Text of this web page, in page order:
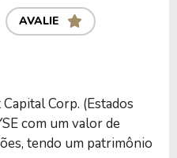
AVALIE
Corp. (Estados
com um valor de
tendo um patrimônio